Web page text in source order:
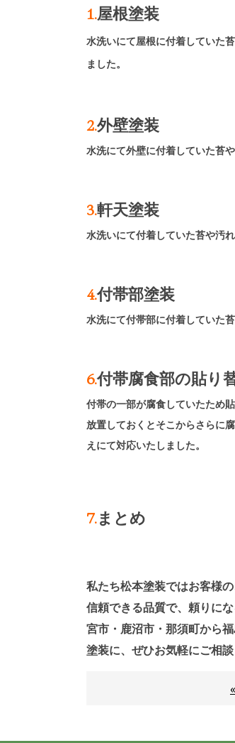
1.屋根塗装
水洗いにて屋根に付着していた
ました。
2.外壁塗装
水洗にて外壁に付着していた苔
3.軒天塗装
水洗いにて付着していた苔や汚
4.付帯部塗装
水洗にて付帯部に付着していた
6.付帯腐食部の貼り
付帯の一部が腐食していたため
放置しておくとそこからさらに
えにて対応いたしました。
7.まとめ
私たち松本塗装ではお客様
信頼できる品質で、頼りに
宮市・鹿沼市・那須町から
塗装に、ぜひお気軽にご相談